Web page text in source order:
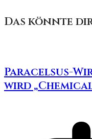
Das könnte
Paracelsus-
wird